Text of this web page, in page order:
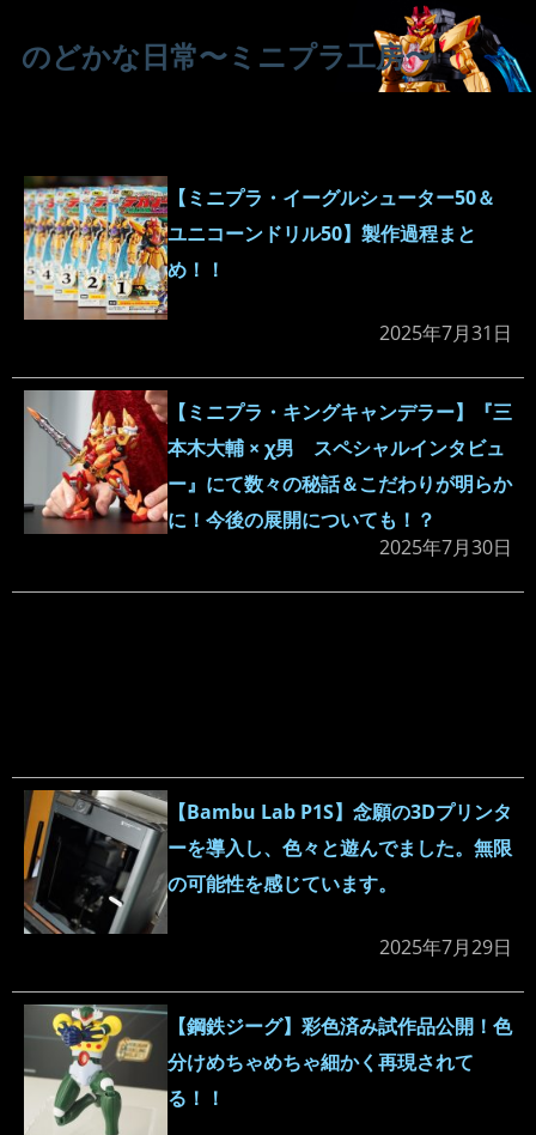
のどかな日常〜ミニプラ工房〜
【ミニプラ・イーグルシューター50＆
ユニコーンドリル50】製作過程まと
め！！
2025年7月31日
【ミニプラ・キングキャンデラー】『三
本木大輔 × χ男 スペシャルインタビュ
ー』にて数々の秘話＆こだわりが明らか
に！今後の展開についても！？
2025年7月30日
【Bambu Lab P1S】念願の3Dプリンタ
ーを導入し、色々と遊んでました。無限
の可能性を感じています。
2025年7月29日
【鋼鉄ジーグ】彩色済み試作品公開！色
分けめちゃめちゃ細かく再現されて
る！！